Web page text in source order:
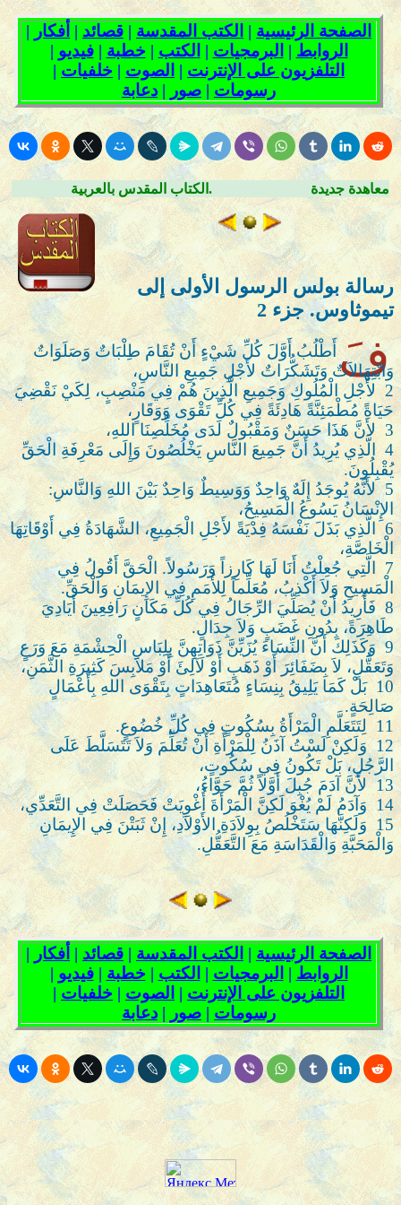
الكتاب المقدس بالعربية. معاهدة جديدة
رسالة بولس الرسول الأولى إلى
تيموثاوس. جزء 2
فَ أَطْلُبُ أَوَّلَ كُلِّ شَيْءٍ أَنْ تُقَامَ طِلْبَاتٌ وَصَلَوَاتٌ
وَابْتِهَالاَتٌ وَتَشَكُّرَاتٌ لأَجْلِ جَمِيعِ النَّاسِ،
2 لأَجْلِ الْمُلُوكِ وَجَمِيعِ الَّذِينَ هُمْ فِي مَنْصِبٍ، لِكَيْ نَقْضِيَ
حَيَاةً مُطْمَئِنَّةً هَادِئَةً فِي كُلِّ تَقْوَى وَوَقَارٍ،
3 لأَنَّ هَذَا حَسَنٌ وَمَقْبُولٌ لَدَى مُخَلِّصِنَا اللهِ،
4
الَّذِي يُرِيدُ أَنَّ جَمِيعَ النَّاسِ يَخْلُصُونَ وَإِلَى مَعْرِفَةِ الْحَقِّ
يُقْبِلُونَ.
5 لأَنَّهُ يُوجَدُ إِلَهٌ وَاحِدٌ وَوَسِيطٌ وَاحِدٌ بَيْنَ اللهِ وَالنَّاسِ:
الإِنْسَانُ يَسُوعُ الْمَسِيحُ،
6
الَّذِي بَذَلَ نَفْسَهُ فِدْيَةً لأَجْلِ الْجَمِيعِ، الشَّهَادَةُ فِي أَوْقَاتِهَا
الْخَاصَّةِ،
7
الَّتِي جُعِلْتُ أَنَا لَهَا كَارِزاً وَرَسُولاً. الْحَقَّ أَقُولُ فِي
الْمَسِيحِ وَلاَ أَكْذِبُ، مُعَلِّماً لِلأُمَمِ فِي الإِيمَانِ وَالْحَقِّ.
8 فَأُرِيدُ أَنْ يُصَلِّيَ الرِّجَالُ فِي كُلِّ مَكَانٍ رَافِعِينَ أَيَادِيَ
طَاهِرَةً، بِدُونِ غَضَبٍ وَلاَ جِدَالٍ.
9 وَكَذَلِكَ أَنَّ النِّسَاءَ يُزَيِّنَّ ذَوَاتِهِنَّ بِلِبَاسِ الْحِشْمَةِ مَعَ وَرَعٍ
وَتَعَقُّلٍ، لاَ بِضَفَائِرَ أَوْ ذَهَبٍ أَوْ لَآلِئَ أَوْ مَلاَبِسَ كَثِيرَةِ الثَّمَنِ،
10 بَلْ كَمَا يَلِيقُ بِنِسَاءٍ مُتَعَاهِدَاتٍ بِتَقْوَى اللهِ بِأَعْمَالٍ
صَالِحَةٍ.
11
لِتَتَعَلَّمِ الْمَرْأَةُ بِسُكُوتٍ فِي كُلِّ خُضُوعٍ.
12 وَلَكِنْ لَسْتُ آذَنُ لِلْمَرْأَةِ أَنْ تُعَلِّمَ وَلاَ تَتَسَلَّطَ عَلَى
الرَّجُلِ، بَلْ تَكُونُ فِي سُكُوتٍ،
13 لأَنَّ آدَمَ جُبِلَ أَوَّلاً ثُمَّ حَوَّاءُ،
14 وَآدَمُ لَمْ يُغْوَ لَكِنَّ الْمَرْأَةَ أُغْوِيَتْ فَحَصَلَتْ فِي التَّعَدِّي،
15 وَلَكِنَّهَا سَتَخْلُصُ بِوِلاَدَةِ الأَوْلاَدِ، إِنْ ثَبَتْنَ فِي الإِيمَانِ
وَالْمَحَبَّةِ وَالْقَدَاسَةِ مَعَ التَّعَقُّلِ.